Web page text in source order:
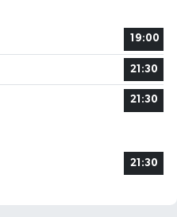
19:00
21:30
21:30
21:30